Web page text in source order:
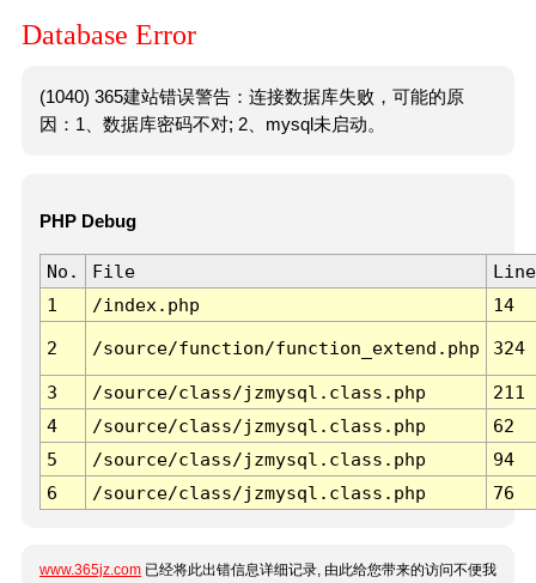
Database Error
(1040) 365建站错误警告：连接数据库失败，可能的原
因：1、数据库密码不对; 2、mysql未启动。
PHP Debug
No. File
Line
1
/index.php 14
2 /source/function/function_extend.php 324
3 /source/class/jzmysql.class.php
211
4
/source/class/jzmysql.class.php
62
5
/source/class/jzmysql.class.php
94
6
/source/class/jzmysql.class.php 76
www.365jz.com 已经将此出错信息详细记录, 由此给您带来的访问不便我